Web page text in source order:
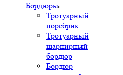
Бордюры
Тротуарный
поребрик
Тротуарный
шарнирный
бордюр
Бордюр